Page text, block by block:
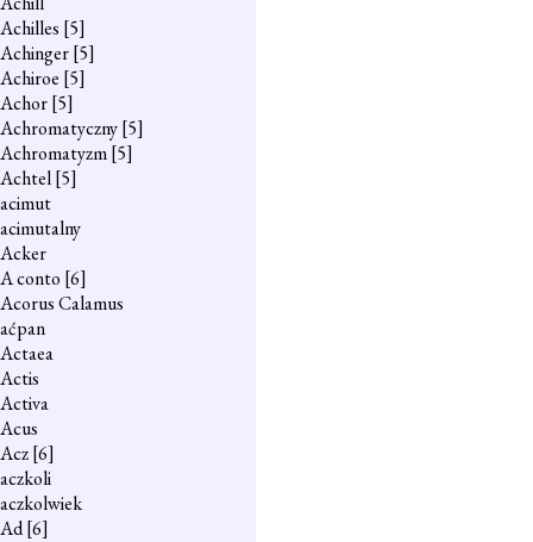
Achilles [5]
Achinger[5]
Achiroe [5]
Achor[5]
Achromatyczny[5]
Achromatyzm[5]
Achtel[5]
acimut
acimutalny
Acker
A conto [6]
Acorus Calamus
aćpan
Actaea
Actis
Activa
Acus
Acz[6]
aczkoli
aczkolwiek
Ad[6]